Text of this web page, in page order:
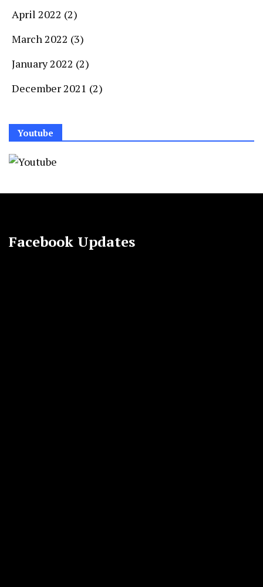
April 2022 (2)
March 2022 (3)
January 2022 (2)
December 2021 (2)
Youtube
Facebook Updates